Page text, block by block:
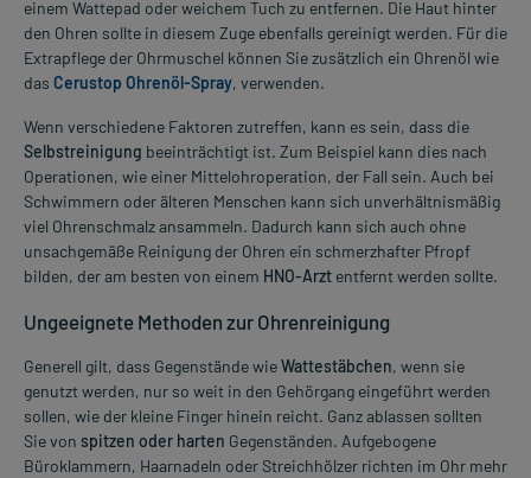
einem Wattepad oder weichem Tuch zu entfernen. Die Haut hinter
den Ohren sollte in diesem Zuge ebenfalls gereinigt werden. Für die
Extrapflege der Ohrmuschel können Sie zusätzlich ein Ohrenöl wie
das Cerustop Ohrenöl-Spray, verwenden.
Wenn verschiedene Faktoren zutreffen, kann es sein, dass die
Selbstreinigung beeinträchtigt ist. Zum Beispiel kann dies nach
Operationen, wie einer Mittelohroperation, der Fall sein. Auch bei
Schwimmern oder älteren Menschen kann sich unverhältnismäßig
viel Ohrenschmalz ansammeln. Dadurch kann sich auch ohne
unsachgemäße Reinigung der Ohren ein schmerzhafter Pfropf
bilden, der am besten von einem HNO-Arzt entfernt werden sollte.
Ungeeignete Methoden zur Ohrenreinigung
Generell gilt, dass Gegenstände wieWattestäbchen, wenn sie
genutzt werden, nur so weit in den Gehörgang eingeführt werden
sollen, wie der kleine Finger hinein reicht. Ganz ablassen sollten
Sie von spitzen oder harten Gegenständen. Aufgebogene
Büroklammern, Haarnadeln oder Streichhölzer richten im Ohr mehr